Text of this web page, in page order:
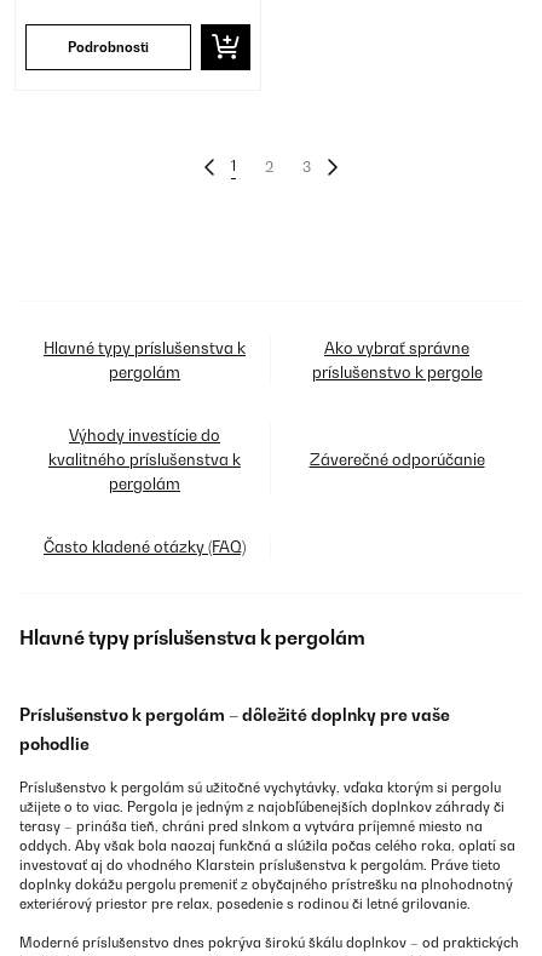
Podrobnosti
1 2 3
Hlavné typy príslušenstva k
pergolám
Ako vybrať správne
príslušenstvo k pergole
Výhody investície do
kvalitného príslušenstva k
pergolám
Záverečné odporúčanie
Často kladené otázky (FAQ)
Hlavné typy príslušenstva k pergolám
Príslušenstvo k pergolám – dôležité doplnky pre vaše
pohodlie
Príslušenstvo k pergolám sú užitočné vychytávky, vďaka ktorým si pergolu
užijete o to viac. Pergola je jedným z najobľúbenejších doplnkov záhrady či
terasy – prináša tieň, chráni pred slnkom a vytvára príjemné miesto na
oddych. Aby však bola naozaj funkčná a slúžila počas celého roka, oplatí sa
investovať aj do vhodného Klarstein príslušenstva k pergolám. Práve tieto
doplnky dokážu pergolu premeniť z obyčajného prístrešku na plnohodnotný
exteriérový priestor pre relax, posedenie s rodinou či letné grilovanie.
Moderné príslušenstvo dnes pokrýva širokú škálu doplnkov – od praktických